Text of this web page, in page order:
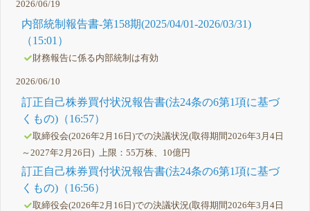
2026/06/19
内部統制報告書-第158期(2025/04/01-2026/03/31)
（15:01）
財務報告に係る内部統制は有効
2026/06/10
訂正自己株券買付状況報告書(法24条の6第1項に基づ
くもの)（16:57）
取締役会(2026年2月16日)での決議状況(取得期間2026年3月4日
～2027年2月26日) 上限：55万株、10億円
訂正自己株券買付状況報告書(法24条の6第1項に基づ
くもの)（16:56）
取締役会(2026年2月16日)での決議状況(取得期間2026年3月4日